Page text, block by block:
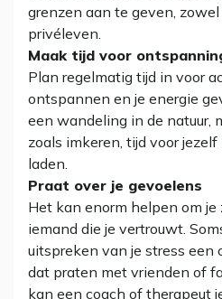
grenzen aan te geven,
privéleven.
Maak tijd voor
Plan regelmatig tijd in voor
ontspannen en je energie
een wandeling in de natuur,
zoals imkeren, tijd voor
laden.
Praat over je gevoelens
Het kan enorm helpen om
iemand die je vertrouwt.
uitspreken van je stress een
dat praten met vrienden of
kan een coach of therapeut